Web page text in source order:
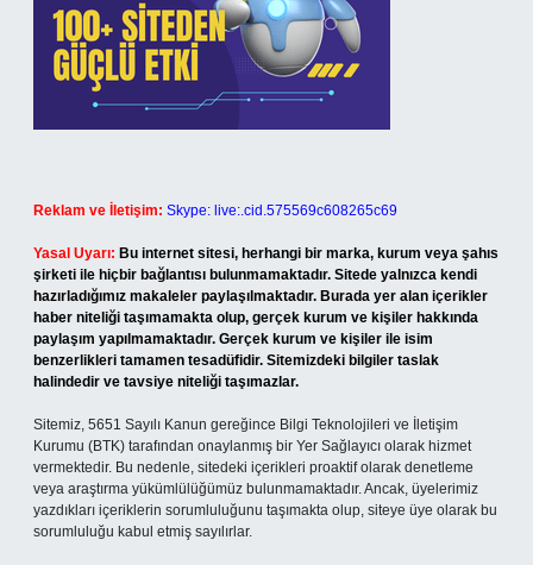
Reklam ve İletişim: Skype: live:.cid.575569c608265c69
Yasal Uyarı: Bu internet sitesi, herhangi bir marka, kurum veya şahıs
şirketi ile hiçbir bağlantısı bulunmamaktadır. Sitede yalnızca kendi
hazırladığımız makaleler paylaşılmaktadır. Burada yer alan içerikler
haber niteliği taşımamakta olup, gerçek kurum ve kişiler hakkında
paylaşım yapılmamaktadır. Gerçek kurum ve kişiler ile isim
benzerlikleri tamamen tesadüfidir. Sitemizdeki bilgiler taslak
halindedir ve tavsiye niteliği taşımazlar.
Sitemiz, 5651 Sayılı Kanun gereğince Bilgi Teknolojileri ve İletişim
Kurumu (BTK) tarafından onaylanmış bir Yer Sağlayıcı olarak hizmet
vermektedir. Bu nedenle, sitedeki içerikleri proaktif olarak denetleme
veya araştırma yükümlülüğümüz bulunmamaktadır. Ancak, üyelerimiz
yazdıkları içeriklerin sorumluluğunu taşımakta olup, siteye üye olarak bu
sorumluluğu kabul etmiş sayılırlar.